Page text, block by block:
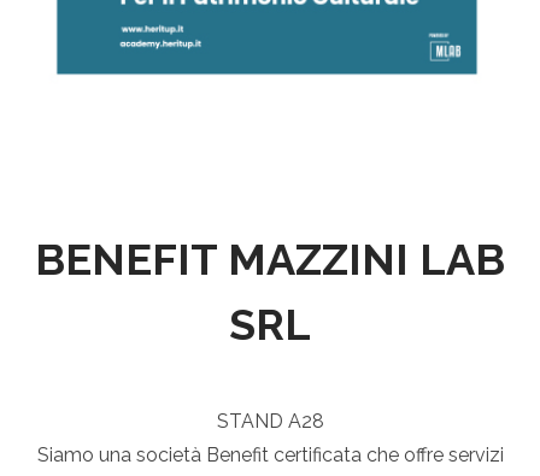
BENEFIT MAZZINI LAB
SRL
STAND A28
Siamo una società Benefit certificata che offre servizi